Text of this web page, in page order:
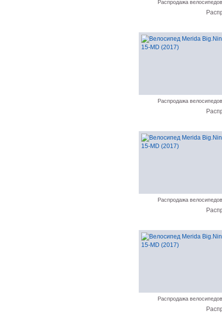
Распродажа велосипедов
Распродажа велосипедов
Распродажа велосипедов
Распродажа велосипедов